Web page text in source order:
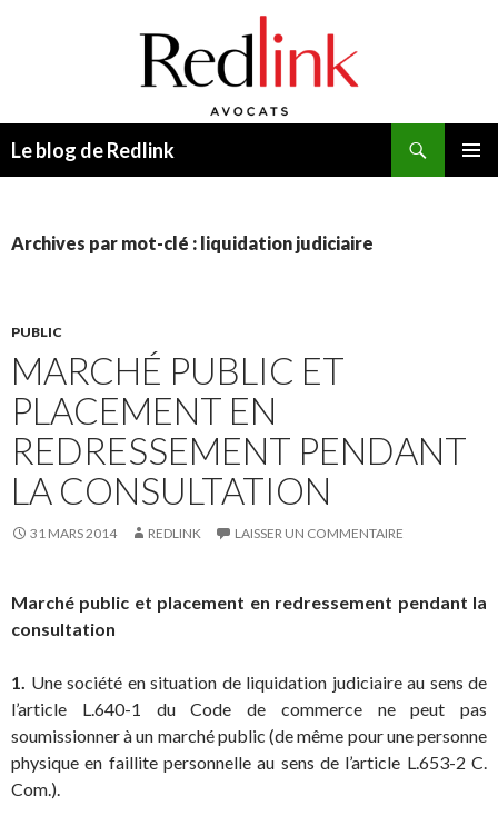
Le blog de Redlink
Archives par mot-clé : liquidation judiciaire
PUBLIC
MARCHÉ PUBLIC ET
PLACEMENT EN
REDRESSEMENT PENDANT
LA CONSULTATION
31 MARS 2014 REDLINK LAISSER UN COMMENTAIRE
Marché public et placement en redressement pendant la
consultation
1. Une société en situation de liquidation judiciaire au sens de
l’article L.640-1 du Code de commerce ne peut pas
soumissionner à un marché public (de même pour une personne
physique en faillite personnelle au sens de l’article L.653-2 C.
Com.).